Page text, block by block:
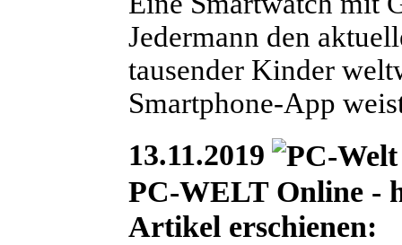
Jedermann den
tausender Kinder
Smartphone-App
13.11.2019
PC-WELT Online -
Artikel erschienen: